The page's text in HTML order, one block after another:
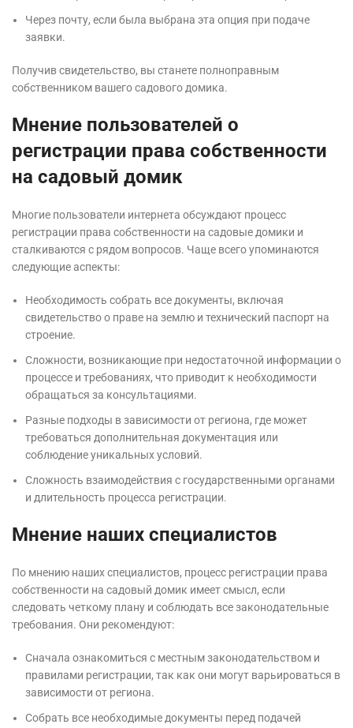
Через почту, если была выбрана эта опция при подаче
заявки.
Получив свидетельство, вы станете полноправным
собственником вашего садового домика.
Мнение пользователей о
регистрации права собственности
на садовый домик
Многие пользователи интернета обсуждают процесс
регистрации права собственности на садовые домики и
сталкиваются с рядом вопросов. Чаще всего упоминаются
следующие аспекты:
Необходимость собрать все документы, включая
свидетельство о праве на землю и технический паспорт на
строение.
Сложности, возникающие при недостаточной информации о
процессе и требованиях, что приводит к необходимости
обращаться за консультациями.
Разные подходы в зависимости от региона, где может
требоваться дополнительная документация или
соблюдение уникальных условий.
Сложность взаимодействия с государственными органами
и длительность процесса регистрации.
Мнение наших специалистов
По мнению наших специалистов, процесс регистрации права
собственности на садовый домик имеет смысл, если
следовать четкому плану и соблюдать все законодательные
требования. Они рекомендуют:
Сначала ознакомиться с местным законодательством и
правилами регистрации, так как они могут варьироваться в
зависимости от региона.
Собрать все необходимые документы перед подачей